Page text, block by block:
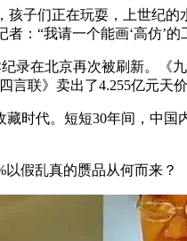
子们正在玩耍，上世纪
：“我请一个能画‘高仿’
录在北京再次被刷新。《
言联》卖出了4.255亿元天
藏时代。短短30年间，中
假乱真的赝品从何而来？